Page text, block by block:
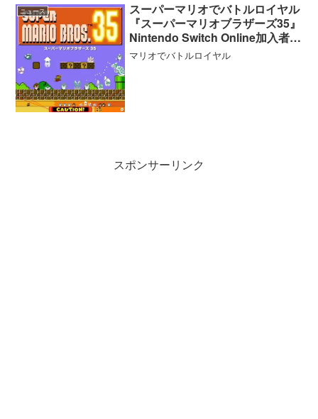
ニュース
スーパーマリオでバトルロイヤル
『スーパーマリオブラザーズ35』
Nintendo Switch Online加入者向
けに期間限定無料配信がスタート
マリオでバトルロイヤル
スポンサーリンク